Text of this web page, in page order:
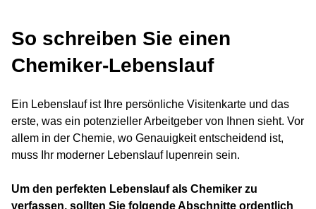
So schreiben Sie einen
Chemiker-Lebenslauf
Ein Lebenslauf ist Ihre persönliche Visitenkarte und das
erste, was ein potenzieller Arbeitgeber von Ihnen sieht. Vor
allem in der Chemie, wo Genauigkeit entscheidend ist,
muss Ihr moderner Lebenslauf lupenrein sein.
Um den perfekten Lebenslauf als Chemiker zu
verfassen, sollten Sie folgende Abschnitte ordentlich